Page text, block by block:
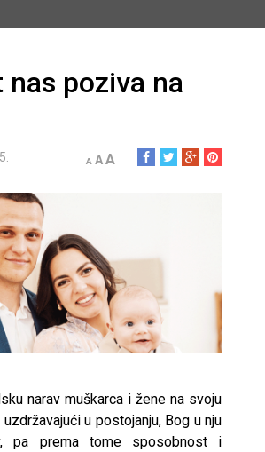
nas poziva na
A AA
narav muškarca i žene na svoju
u postojanju, Bog u nju
pa prema tome sposobnost i